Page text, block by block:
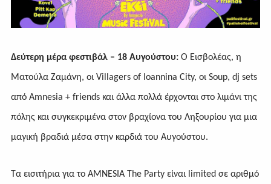
Δεύτερη μέρα φεστιβάλ – 18 Αυγούστου: Ο Εισβολέας, η
Ματούλα Ζαμάνη, οι Villagers of Ioannina City, οι Soup, dj sets
από Amnesia + friendsκαι άλλα πολλά έρχονται στο λιμάνι της
πόλης και συγκεκριμένα στον βραχίονα του Ληξουρίου για μια
μαγική βραδιά μέσα στην καρδιά του Αυγούστου.
Τα εισιτήρια για το AMNESIA The Party είναι limited σε αριθμό